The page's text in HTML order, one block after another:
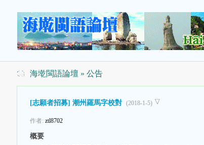
海墘閩語論壇 » 公告
[志願者招募] 潮州羅馬字校對 (2018-1-5)
作者: ztl8702
概要